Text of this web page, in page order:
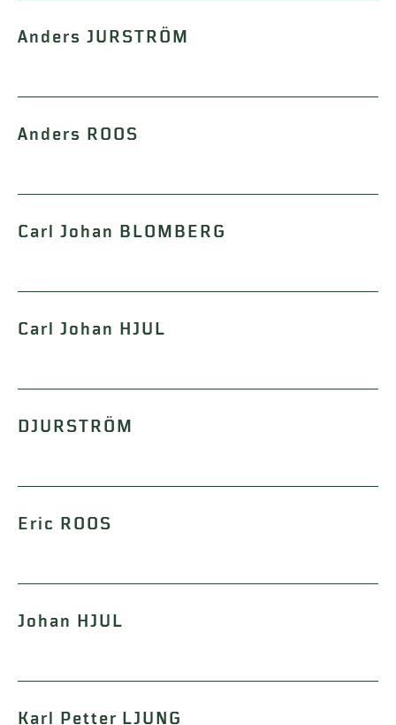
Anders JURSTRÖM
Anders ROOS
Carl Johan BLOMBERG
Carl Johan HJUL
DJURSTRÖM
Eric ROOS
Johan HJUL
Karl Petter LJUNG